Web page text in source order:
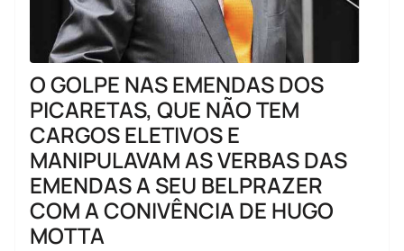
O GOLPE NAS EMENDAS DOS
PICARETAS, QUE NÃO TEM
CARGOS ELETIVOS E
MANIPULAVAM AS VERBAS DAS
EMENDAS A SEU BELPRAZER
COM A CONIVÊNCIA DE HUGO
MOTTA